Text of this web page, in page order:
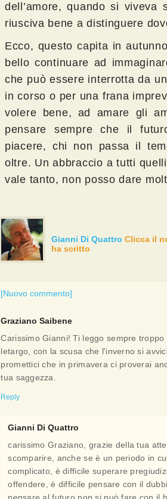
dell’amore, quando si
riusciva bene a distinguere
Ecco, questo capita in
bello continuare ad
che può essere interrotta da
in corso o per una frana
volere bene, ad amare gli
pensare sempre che il
piacere, chi non passa il
oltre. Un abbraccio a tutti
vale tanto, non posso dare
Gianni Di Quattro Clicca il
ha scritto
[Nuovo commento]
Graziano Saibene
Carissimo Gianni! Ti leggo sempre
letargo, con la scusa che l'inverno si
promettici che in primavera ci proverai
tua saggezza.
Reply
Gianni Di Quattro
carissimo Graziano, grazie della tua
scomparire, anche se è un periodo in
complicato, è difficile superare
offendere, è difficile pensare con il